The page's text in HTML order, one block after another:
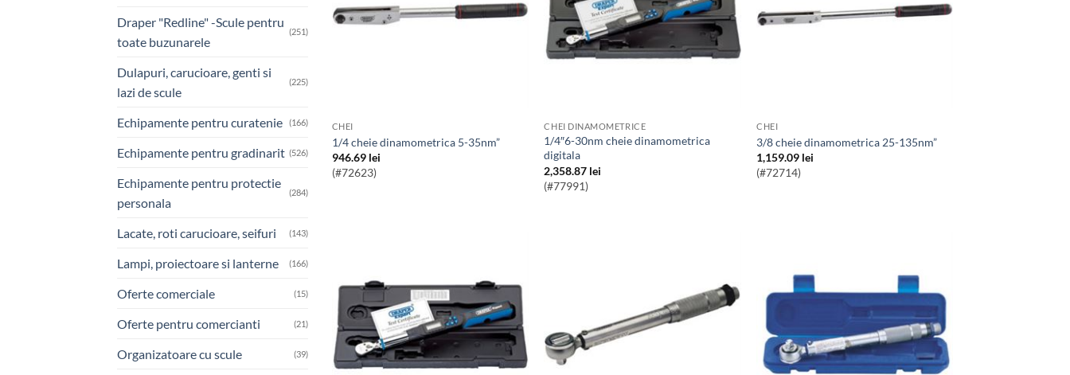
Draper "Redline" -Scule pentru
toate buzunarele
(251)
Dulapuri, carucioare, genti si
lazi de scule
(225)
Echipamente pentru curatenie (166)
Echipamente pentru gradinarit (526)
Echipamente pentru protectie
personala
(284)
Lacate, roti carucioare, seifuri (143)
Lampi, proiectoare si lanterne (166)
Oferte comerciale (15)
Oferte pentru comercianti (21)
Organizatoare cu scule (39)
CHEI
1/4 cheie dinamometrica 5-35nm”
946.69 lei
(#72623)
CHEI DINAMOMETRICE
1/4″6-30nm cheie dinamometrica
digitala
2,358.87 lei
(#77991)
CHEI
3/8 cheie dinamometrica 25-135nm”
1,159.09 lei
(#72714)